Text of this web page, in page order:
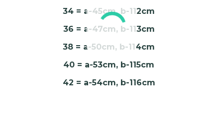
34 = a-45cm, b-112cm
36 = a-47cm, b-113cm
38 = a-50cm, b-114cm
40 = a-53cm, b-115cm
42 = a-54cm, b-116cm